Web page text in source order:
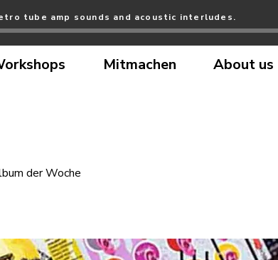
tube amp sounds and acoustic interludes.
Mitmachen About us
der Woche